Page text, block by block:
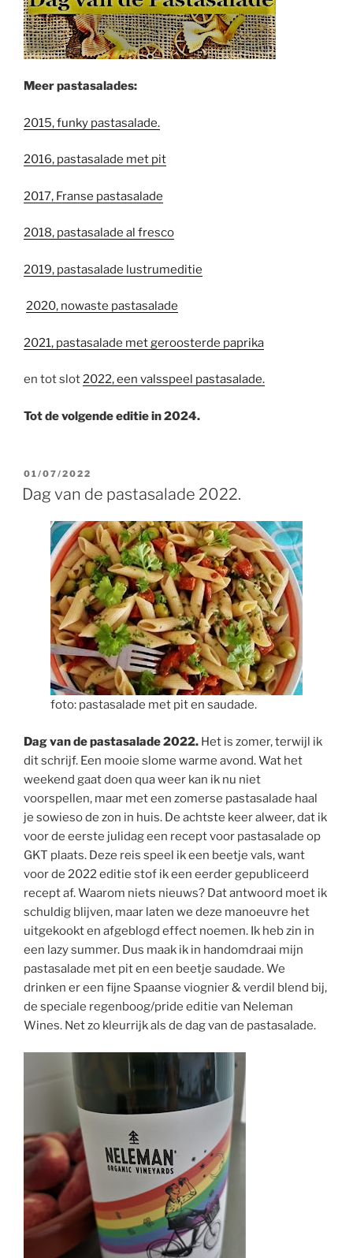
Meer pastasalades:
2015, funky pastasalade.
2016, pastasalade met pit
2017, Franse pastasalade
2018, pastasalade al fresco
2019, pastasalade lustrumeditie
2020, nowaste pastasalade
2021, pastasalade met geroosterde paprika
en tot slot2022, een valsspeel pastasalade.
Tot de volgende editie in 2024.
GEPLAATST
OP
01/07/2022
Dag van de pastasalade 2022.
foto: pastasalade met pit en saudade.
Dag van de pastasalade 2022. Het is zomer, terwijl ik
dit schrijf. Een mooie slome warme avond. Wat het
weekend gaat doen qua weer kan ik nu niet
voorspellen, maar met een zomerse pastasalade haal
je sowieso de zon in huis. De achtste keer alweer, dat ik
voor de eerste julidag een recept voor pastasalade op
GKT plaats. Deze reis speel ik een beetje vals, want
voor de 2022 editie stof ik een eerder gepubliceerd
recept af. Waarom niets nieuws? Dat antwoord moet ik
schuldig blijven, maar laten we deze manoeuvre het
uitgekookt en afgeblogd effect noemen. Ik heb zin in
een lazy summer. Dus maak ik in handomdraai mijn
pastasalade met pit en een beetje saudade. We
drinken er een fijne Spaanse viognier & verdil blend bij,
de speciale regenboog/pride editie van Neleman
Wines. Net zo kleurrijk als de dag van de pastasalade.